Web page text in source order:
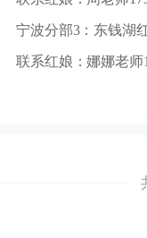
宁波分部3：东钱湖
联系红娘：娜娜老师